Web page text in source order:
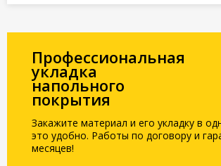
Профессиональная
укладка
напольного
покрытия
Закажите материал и его укладку в
это удобно. Работы по договору и
месяцев!